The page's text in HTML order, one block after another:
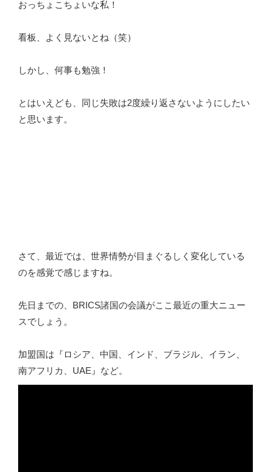
おっちょこちょいな私！
看板、よく見ないとね（笑）
しかし、何事も勉強！
とはいえども、同じ失敗は2度繰り返さないようにしたい
と思います。
さて、最近では、世界情勢が目まぐるしく変化している
のを感覚で感じますね。
先日までの、BRICS諸国の会議がここ最近の重大ニュー
スでしょう。
加盟国は『ロシア、中国、インド、ブラジル、イラン、
南アフリカ、UAE』など。